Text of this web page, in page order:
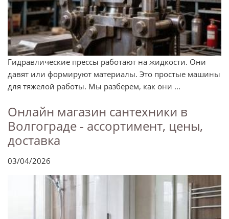
Гидравлические прессы работают на жидкости. Они
давят или формируют материалы. Это простые машины
для тяжелой работы. Мы разберем, как они ...
Онлайн магазин сантехники в
Волгограде - ассортимент, цены,
доставка
03/04/2026